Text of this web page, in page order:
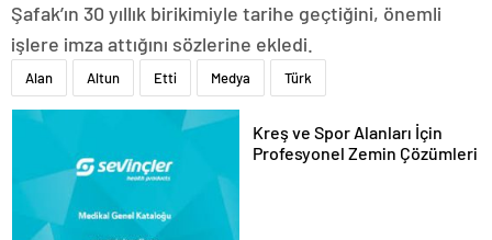
Şafak’ın 30 yıllık birikimiyle tarihe geçtiğini, önemli
işlere imza attığını sözlerine ekledi.
Alan Altun Etti Medya Türk
Kreş ve Spor Alanları İçin
Profesyonel Zemin Çözümleri